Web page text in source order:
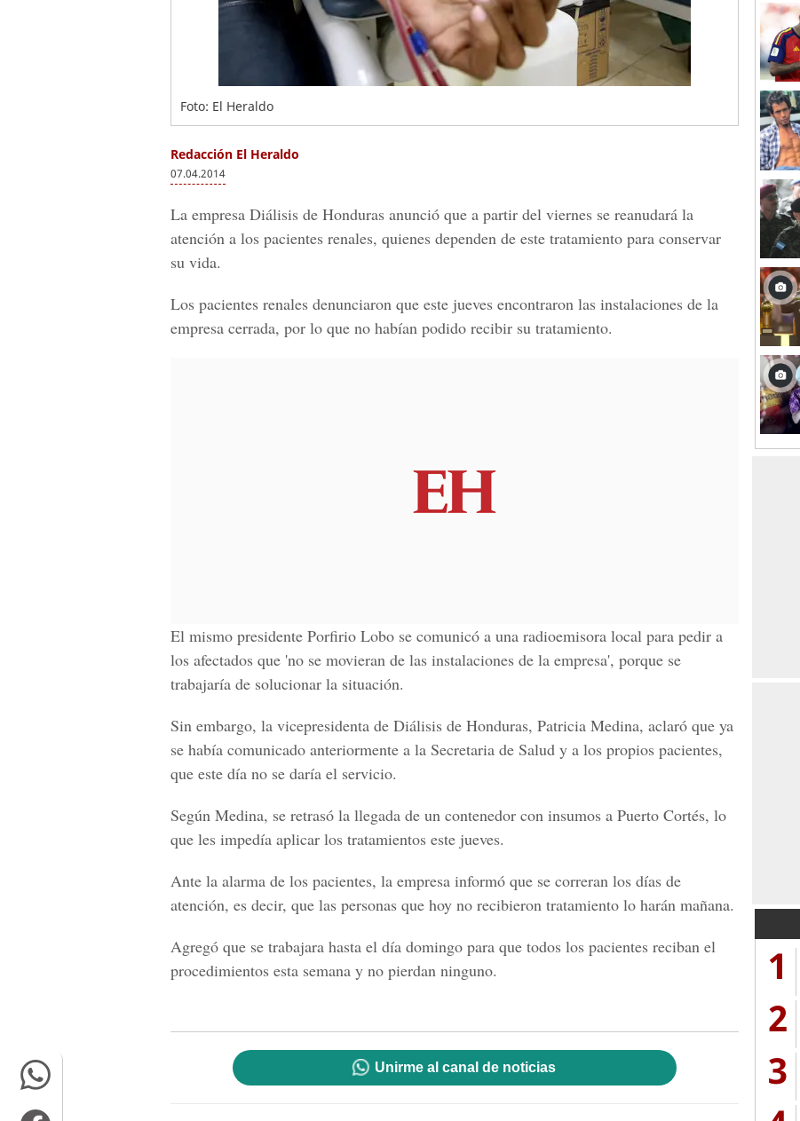
Foto: El Heraldo
Redacción El Heraldo
07.04.2014
La empresa Diálisis de Honduras anunció que a partir del viernes se reanudará la
atención a los pacientes renales, quienes dependen de este tratamiento para conservar
su vida.
Los pacientes renales denunciaron que este jueves encontraron las instalaciones de la
empresa cerrada, por lo que no habían podido recibir su tratamiento.
El mismo presidente Porfirio Lobo se comunicó a una radioemisora local para pedir a
los afectados que 'no se movieran de las instalaciones de la empresa', porque se
trabajaría de solucionar la situación.
Sin embargo, la vicepresidenta de Diálisis de Honduras, Patricia Medina, aclaró que ya
se había comunicado anteriormente a la Secretaria de Salud y a los propios pacientes,
que este día no se daría el servicio.
Según Medina, se retrasó la llegada de un contenedor con insumos a Puerto Cortés, lo
que les impedía aplicar los tratamientos este jueves.
Ante la alarma de los pacientes, la empresa informó que se correran los días de
atención, es decir, que las personas que hoy no recibieron tratamiento lo harán mañana.
Agregó que se trabajara hasta el día domingo para que todos los pacientes reciban el
procedimientos esta semana y no pierdan ninguno.
Unirme al canal de noticias
1
2
3